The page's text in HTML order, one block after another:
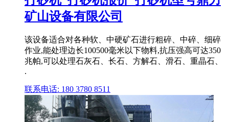
矿山设备有限公司
该设备适合对各种软、中硬矿石进行粗碎、中碎、细碎
作业,能处理边长100500毫米以下物料,抗压强高可达350
兆帕,可以处理石灰石、长石、方解石、滑石、重晶石、
.
联系电话: 180 3780 8511